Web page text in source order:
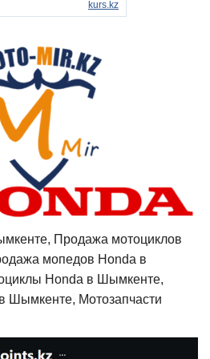
Продажа мотоциклов
мопедов Honda в
Honda в Шымкенте,
Шымкенте, Мотозапчасти